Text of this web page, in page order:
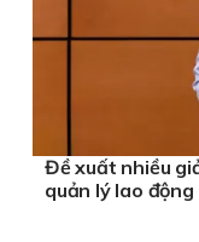
Đề xuất nhiều
quản lý lao